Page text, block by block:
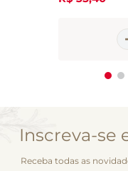
Inscreva-se
Receba todas as